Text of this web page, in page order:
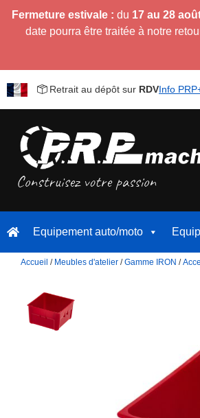
Fermeture estivale : du 17 au 28
date pourra être traitée à notre
Retrait au dépôt sur RDVInfo
Equipement auto/moto
Accueil / Meubles d'atelier /Gamme IRON /